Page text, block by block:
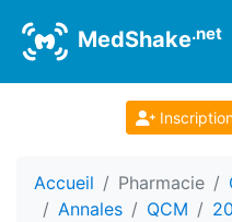
MedShake.net
Accueil Pharmacie
Annales
QCM